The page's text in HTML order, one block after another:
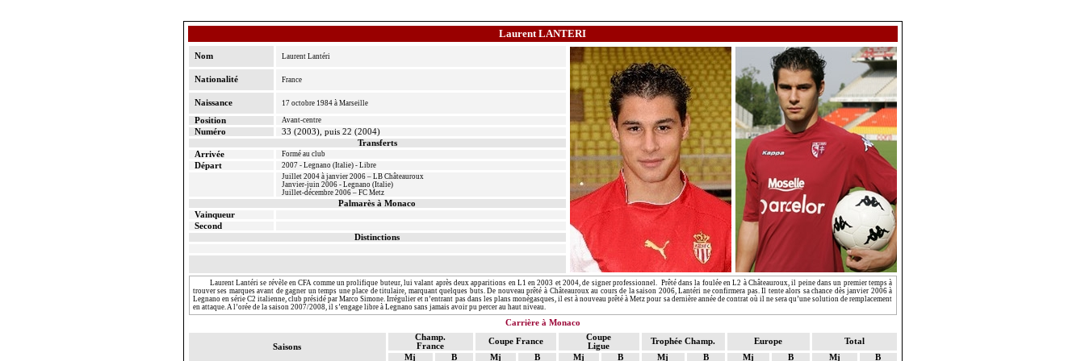
Laurent LANTERI
Nom Laurent Lantéri
Nationalité France
Naissance 17 octobre 1984 à Marseille
Position Avant-centre
Numéro
33 (2003), puis 22 (2004)
Transferts
Arrivée
Formé au club
Départ
2007 - Legnano (Italie) - Libre
Juillet 2004 à janvier 2006 – LB Châteauroux
Janvier-juin 2006 - Legnano (Italie)
Juillet-décembre 2006 – FC Metz
Palmarès à Monaco
Vainqueur
Second
Distinctions
Laurent Lantérise révèle en CFA comme un prolifique buteur, lui valant après deux apparitions en L1 en 2003 et 2004, de signer professionnel. Prêté dans la foulée en L2 à Châteauroux, il peine dans un premier temps à
trouver ses marques avant de gagner un temps une place de titulaire, marquant quelques buts. De nouveau prêté à Châteauroux au cours de la saison 2006,Lantéri ne confirmera pas. Il tente alors sa chance dès janvier 2006 à
Legnano en série C2 italienne, club présidé par Marco Simone. Irrégulier et n’entrant pas dans les plans monégasques, il est à nouveau prêté à Metz pour sa dernière année de contrat où il ne sera qu’une solution de remplacement
en attaque. A l’orée de la saison 2007/2008, il s’engage libre à Legnano sans jamais avoir pu percer au haut niveau.
Carrière à Monaco
Saisons
Champ.
France
Coupe France
Coupe
Ligue
Trophée Champ. Europe
Total
Mj
B Mj B Mj B Mj B Mj B Mj B